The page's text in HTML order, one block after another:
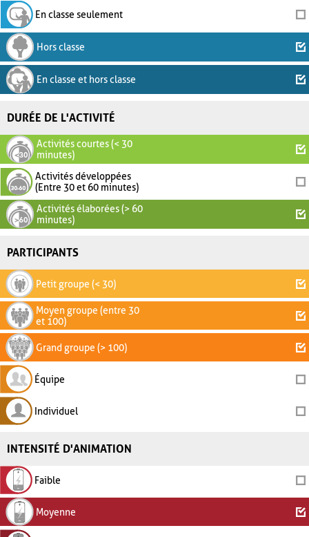
En classe seulement
Hors classe
En classe et hors classe
DURÉE DE L'ACTIVITÉ
Activités courtes (< 30
minutes)
Activités développées
(Entre 30 et 60 minutes)
Activités élaborées (> 60
minutes)
PARTICIPANTS
Petit groupe (< 30)
Moyen groupe (entre 30
et 100)
Grand groupe (> 100)
Équipe
Individuel
INTENSITÉ D'ANIMATION
Faible
Moyenne